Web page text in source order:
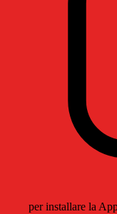
per installare la